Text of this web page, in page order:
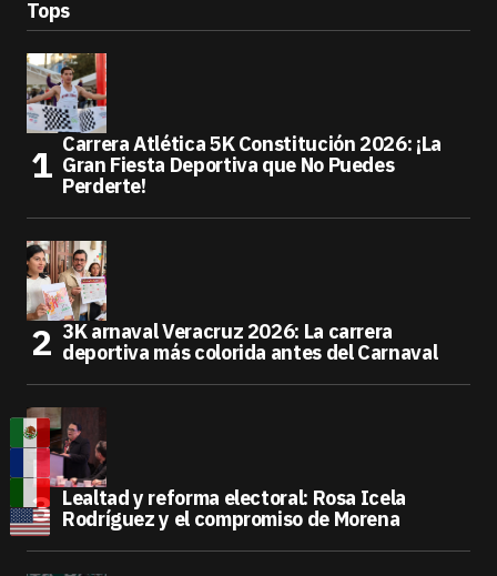
Tops
Carrera Atlética 5K Constitución 2026: ¡La
Gran Fiesta Deportiva que No Puedes
Perderte!
3K arnaval Veracruz 2026: La carrera
deportiva más colorida antes del Carnaval
Lealtad y reforma electoral: Rosa Icela
Rodríguez y el compromiso de Morena